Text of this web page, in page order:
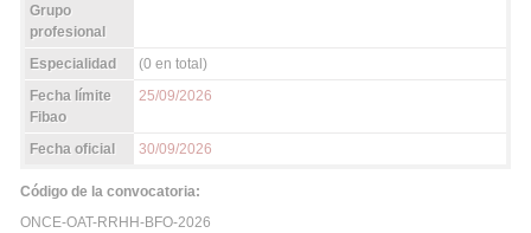
Grupo
profesional
Especialidad
(0 en total)
Fecha límite
Fibao
25/09/2026
Fecha oficial 30/09/2026
Código de la convocatoria:
ONCE-OAT-RRHH-BFO-2026